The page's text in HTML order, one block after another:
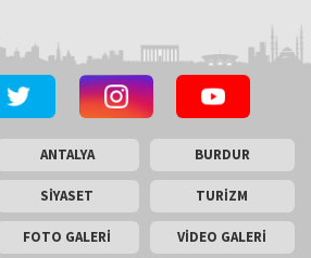
ANTALYA BURDUR
SİYASET TURİZM
FOTO GALERİ VİDEO GALERİ